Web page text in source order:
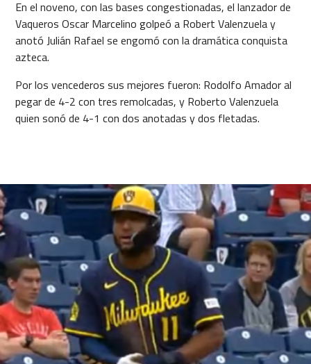
En el noveno, con las bases congestionadas, el lanzador de
Vaqueros Oscar Marcelino golpeó a Robert Valenzuela y
anotó Julián Rafael se engomó con la dramática conquista
azteca.
Por los vencederos sus mejores fueron: Rodolfo Amador al
pegar de 4-2 con tres remolcadas, y Roberto Valenzuela
quien sonó de 4-1 con dos anotadas y dos fletadas.